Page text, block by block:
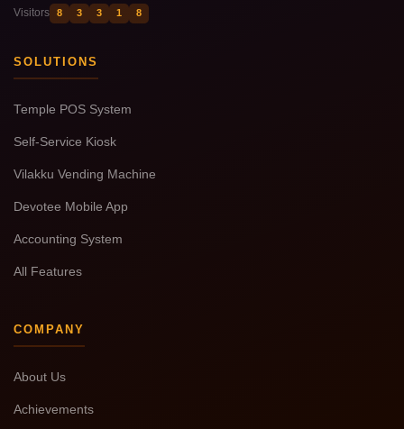
Visitors 8 3 3 1 8
SOLUTIONS
Temple POS System
Self-Service Kiosk
Vilakku Vending Machine
Devotee Mobile App
Accounting System
All Features
COMPANY
About Us
Achievements